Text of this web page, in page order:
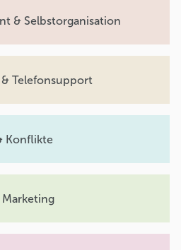
& Selbstorganisation
Telefonsupport
Konflikte
Marketing